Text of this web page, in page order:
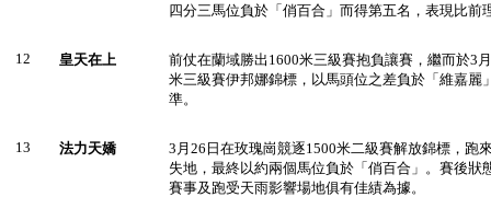
四分三馬位負於「俏百合」而得第五名，表現比前
12 皇天在上
前仗在蘭域勝出1600米三級賽抱負讓賽，繼而於3
米三級賽伊邦娜錦標，以馬頭位之差負於「維嘉麗
準。
13 法力天嬌
3月26日在玫瑰崗競逐1500米二級賽解放錦標，跑
失地，最終以約兩個馬位負於「俏百合」。賽後狀
賽事及跑受天雨影響場地俱有佳績為據。